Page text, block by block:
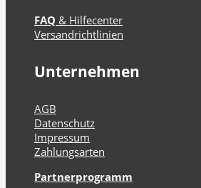
FAQ & Hilfecenter
Versandrichtlinien
Unternehmen
AGB
Datenschutz
Impressum
Zahlungsarten
Partnerprogramm